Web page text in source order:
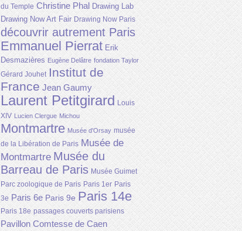
du Temple Christine Phal Drawing Lab
Drawing Now Art Fair Drawing Now Paris
découvrir autrement Paris
Emmanuel Pierrat Erik
Desmazières Eugène Delâtre fondation Taylor
Gérard Jouhet Institut de
France Jean Gaumy
Laurent Petitgirard Louis
XIV Lucien Clergue Michou
Montmartre Musée d'Orsay musée
de la Libération de Paris Musée de
Montmartre Musée du
Barreau de Paris Musée Guimet
Parc zoologique de Paris Paris 1er Paris
3e Paris 6e Paris 9e Paris 14e
Paris 18e passages couverts parisiens
Pavillon Comtesse de Caen